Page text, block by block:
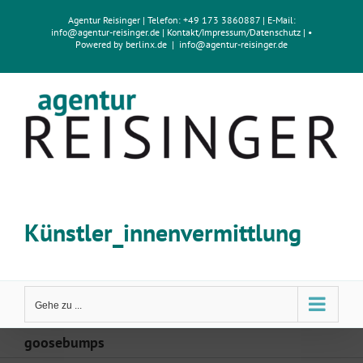
Agentur Reisinger| Telefon: +49 173 3860887 | E-Mail:
info@agentur-reisinger.de | Kontakt/Impressum/Datenschutz | •
Powered by berlinx.de | info@agentur-reisinger.de
Künstler_innenvermittlung
Gehe zu ...
goosebumps